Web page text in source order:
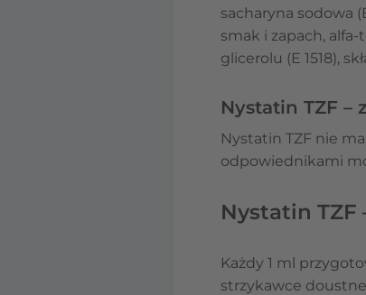
sacharyna sodowa
smak i zapach,
glicerolu (E 1518),
Nystatin TZF –
Nystatin TZF nie
odpowiednikami
Nystatin
Każdy 1 ml
strzykawce